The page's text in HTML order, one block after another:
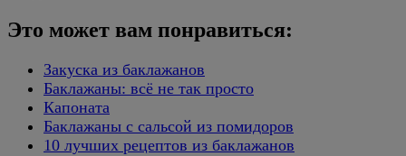
Это может вам понравиться:
Закуска из баклажанов
Баклажаны: всё не так просто
Капоната
Баклажаны с сальсой из помидоров
10 лучших рецептов из баклажанов